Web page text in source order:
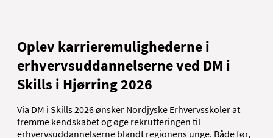
Oplev karrieremulighederne i
erhvervsuddannelserne ved DM i
Skills i Hjørring 2026
Via DM i Skills 2026 ønsker Nordjyske Erhvervsskoler at
fremme kendskabet og øge rekrutteringen til
erhvervsuddannelserne blandt regionens unge. Både før,